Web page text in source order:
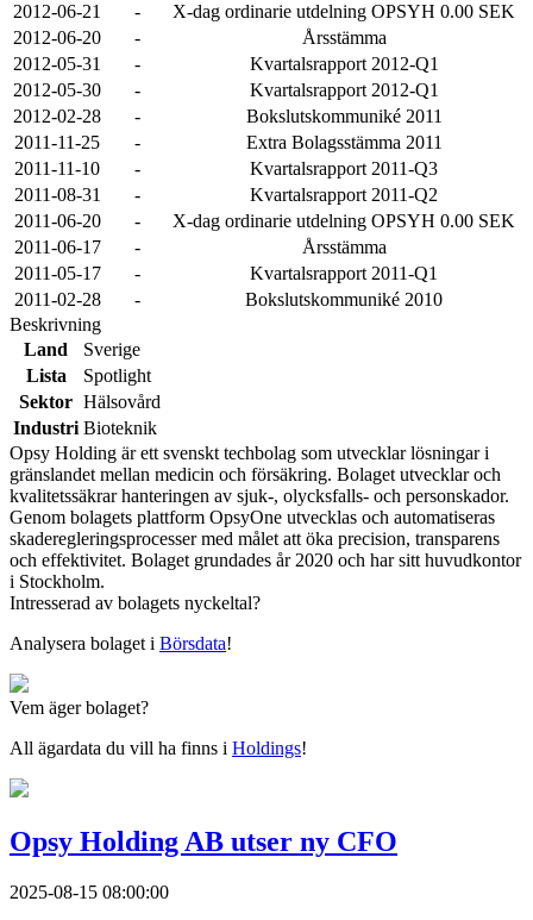
2012-06-21
-
X-dag ordinarie utdelning OPSYH 0.00 SEK
2012-06-20
-
Årsstämma
2012-05-31
-
Kvartalsrapport 2012-Q1
2012-05-30
-
Kvartalsrapport 2012-Q1
2012-02-28
-
Bokslutskommuniké 2011
2011-11-25
-
Extra Bolagsstämma 2011
2011-11-10
-
Kvartalsrapport 2011-Q3
2011-08-31
-
Kvartalsrapport 2011-Q2
2011-06-20
-
X-dag ordinarie utdelning OPSYH 0.00 SEK
2011-06-17
-
Årsstämma
2011-05-17
-
Kvartalsrapport 2011-Q1
2011-02-28
-
Bokslutskommuniké 2010
Beskrivning
Land
Sverige
Lista
Spotlight
Sektor Hälsovård
Industri Bioteknik
Opsy Holding är ett svenskt techbolag som utvecklar lösningar i
gränslandet mellan medicin och försäkring. Bolaget utvecklar och
kvalitetssäkrar hanteringen av sjuk-, olycksfalls- och personskador.
Genom bolagets plattform OpsyOne utvecklas och automatiseras
skaderegleringsprocesser med målet att öka precision, transparens
och effektivitet. Bolaget grundades år 2020 och har sitt huvudkontor
i Stockholm.
Intresserad av bolagets nyckeltal?
Analysera bolaget i Börsdata!
Vem äger bolaget?
All ägardata du vill ha finns i Holdings!
Opsy Holding AB utser ny CFO
2025-08-15 08:00:00